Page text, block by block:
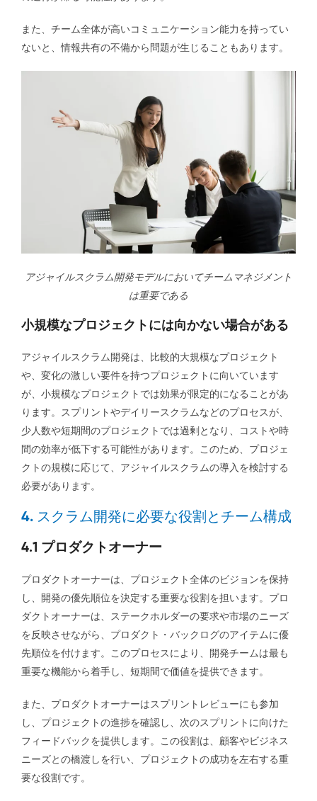
また、チーム全体が高いコミュニケーション能力を持ってい
ないと、情報共有の不備から問題が生じることもあります。
アジャイルスクラム開発モデルにおいてチームマネジメント
は重要である
小規模なプロジェクトには向かない場合がある
アジャイルスクラム開発は、比較的大規模なプロジェクト
や、変化の激しい要件を持つプロジェクトに向いています
が、小規模なプロジェクトでは効果が限定的になることがあ
ります。スプリントやデイリースクラムなどのプロセスが、
少人数や短期間のプロジェクトでは過剰となり、コストや時
間の効率が低下する可能性があります。このため、プロジェ
クトの規模に応じて、アジャイルスクラムの導入を検討する
必要があります。
4. スクラム開発に必要な役割とチーム構成
4.1 プロダクトオーナー
プロダクトオーナーは、プロジェクト全体のビジョンを保持
し、開発の優先順位を決定する重要な役割を担います。プロ
ダクトオーナーは、ステークホルダーの要求や市場のニーズ
を反映させながら、プロダクト・バックログのアイテムに優
先順位を付けます。このプロセスにより、開発チームは最も
重要な機能から着手し、短期間で価値を提供できます。
また、プロダクトオーナーはスプリントレビューにも参加
し、プロジェクトの進捗を確認し、次のスプリントに向けた
フィードバックを提供します。この役割は、顧客やビジネス
ニーズとの橋渡しを行い、プロジェクトの成功を左右する重
要な役割です。